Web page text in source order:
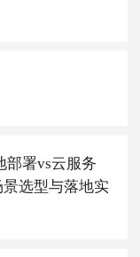
部署vs云服务
选型与落地实